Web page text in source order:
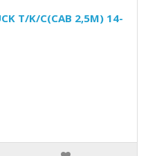
T/K/C(CAB 2,5M) 14-